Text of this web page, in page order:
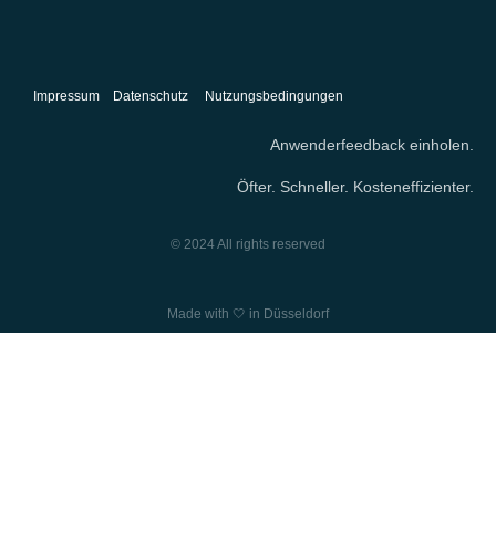
Impressum Datenschutz Nutzungsbedingungen
Anwenderfeedback einholen.
Öfter. Schneller. Kosteneffizienter.
© 2024 All rights reserved
Made with 🤍 in Düsseldorf